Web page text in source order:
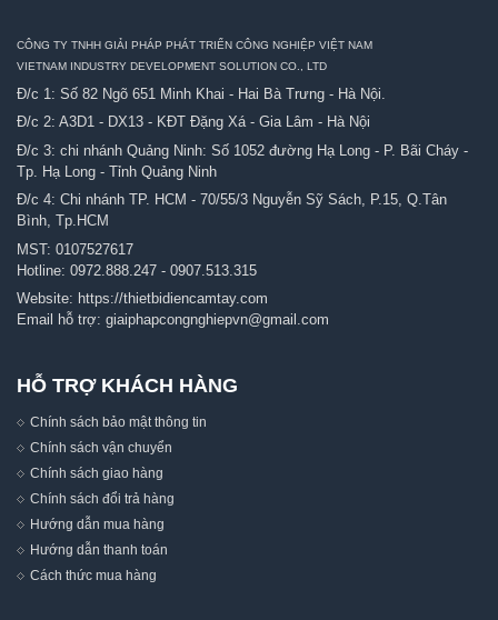
CÔNG TY TNHH GIẢI PHÁP PHÁT TRIỂN CÔNG NGHIỆP VIỆT NAM
VIETNAM INDUSTRY DEVELOPMENT SOLUTION CO., LTD
Đ/c 1: Số 82 Ngõ 651 Minh Khai - Hai Bà Trưng - Hà Nội.
Đ/c 2: A3D1 - DX13 - KĐT Đặng Xá - Gia Lâm - Hà Nội
Đ/c 3: chi nhánh Quảng Ninh: Số 1052 đường Hạ Long - P. Bãi Cháy -
Tp. Hạ Long - Tỉnh Quảng Ninh
Đ/c 4: Chi nhánh TP. HCM - 70/55/3 Nguyễn Sỹ Sách, P.15, Q.Tân
Bình, Tp.HCM
MST: 0107527617
Hotline: 0972.888.247 - 0907.513.315
Website: https://thietbidiencamtay.com
Email hỗ trợ: giaiphapcongnghiepvn@gmail.com
HỖ TRỢ KHÁCH HÀNG
Chính sách bảo mật thông tin
Chính sách vận chuyển
Chính sách giao hàng
Chính sách đổi trả hàng
Hướng dẫn mua hàng
Hướng dẫn thanh toán
Cách thức mua hàng